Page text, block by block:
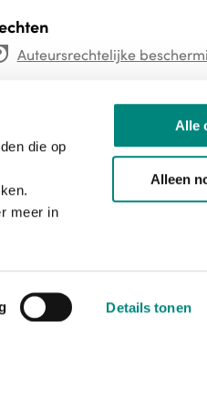
die op
meer in
Details tonen
Alle
Alleen
Auteursrechtelijke